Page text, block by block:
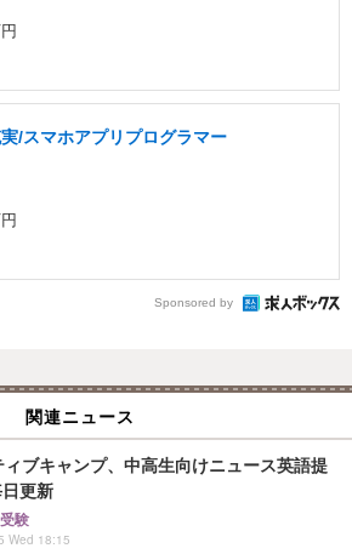
/スマホアプリプログラマー
Sponsored by
関連ニュース
ィブキャンプ、中高生向けニュース英語提
更新
験
Wed 18:15